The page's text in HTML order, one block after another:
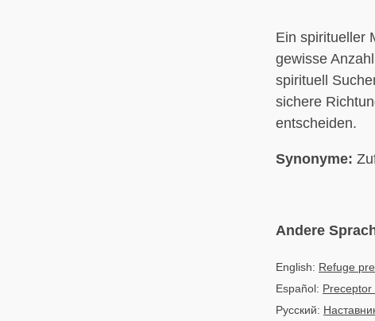
Ein spiritueller
gewisse
spirituell
sichere
entscheiden.
Synonyme:
Andere
English: Refuge
Español:
Русский: